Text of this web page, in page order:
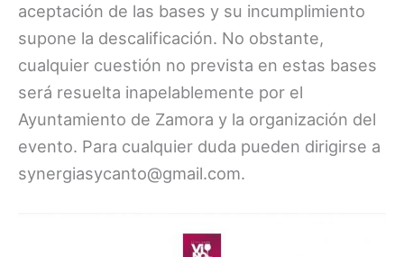
aceptación de las bases y su incumplimiento
supone la descalificación. No obstante,
cualquier cuestión no prevista en estas bases
será resuelta inapelablemente por el
Ayuntamiento de Zamora y la organización del
evento. Para cualquier duda pueden dirigirse a
synergiasycanto@gmail.com.